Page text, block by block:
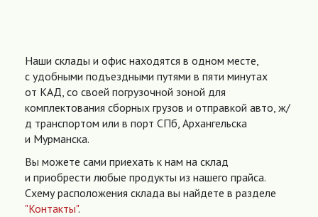
Наши склады и офис находятся в одном месте,
с удобными подъездными путями в пяти минутах
от КАД, со своей погрузочной зоной для
комплектования сборных грузов и отправкой авто, ж/
д транспортом или в порт СПб, Архангельска
и Мурманска.
Вы можете сами приехать к нам на склад
и приобрести любые продукты из нашего прайса.
Схему расположения склада вы найдете в разделе
"Контакты".